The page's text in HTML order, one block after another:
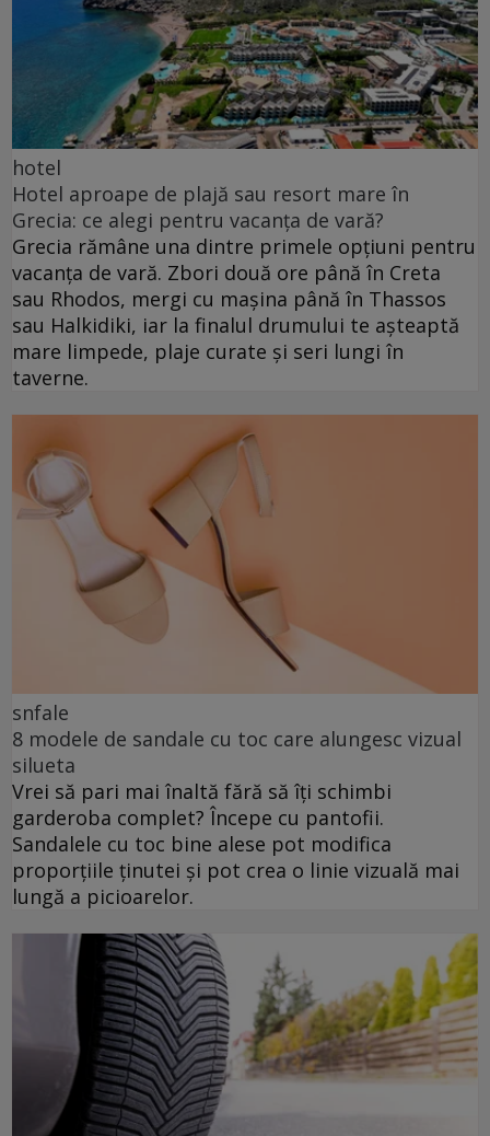
hotel
Hotel aproape de plajă sau resort mare în
Grecia: ce alegi pentru vacanța de vară?
Grecia rămâne una dintre primele opțiuni pentru
vacanța de vară. Zbori două ore până în Creta
sau Rhodos, mergi cu mașina până în Thassos
sau Halkidiki, iar la finalul drumului te așteaptă
mare limpede, plaje curate și seri lungi în
taverne.
snfale
8 modele de sandale cu toc care alungesc vizual
silueta
Vrei să pari mai înaltă fără să îți schimbi
garderoba complet? Începe cu pantofii.
Sandalele cu toc bine alese pot modifica
proporțiile ținutei și pot crea o linie vizuală mai
lungă a picioarelor.